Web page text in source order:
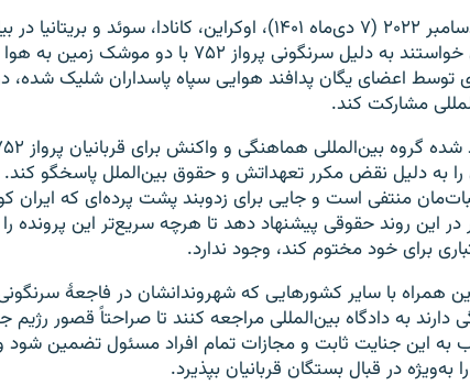
۲۸ دسامبر ۲۰۲۲ (۷ دی‌ماه ۱۴۰۱)، اوکراین، کانادا، سوئد
ایران خواستند به دلیل سرنگونی پرواز ۷۵۲ با
توسط اعضای یگان پدافند هوایی سپاه پاسداران شلیک شده،
مشارکت کند.
را به دلیل نقض مکرر تعهداتش و حقوق بین‌الملل پاسخگو
منتفی است و جایی برای زدوبند پشت پرده‌ای که ایران
در این روند حقوقی پیشنهاد دهد تا هرچه سریع‌تر این پرونده
برای خود مختوم کند، وجود ندارد.
دارند به دادگاه بین‌المللی مراجعه کنند تا صراحتاً قصور رژیم
به این جنایت ثابت و مجازات تمام افراد مسئول تضمین شود و
به‌ویژه در قبال بستگان قربانیان بپذیرد.